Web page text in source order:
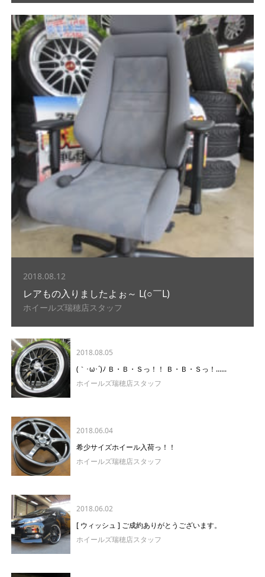
2018.08.12
レアもの入りましたよぉ～ L(○￣L)
ホイールズ瑞穂店スタッフ
2018.08.05
(｀･ω･´)ﾉ Ｂ・Ｂ・Ｓっ！！ Ｂ・Ｂ・Ｓっ！......
ホイールズ瑞穂店スタッフ
2018.06.04
希少サイズホイール入荷っ！！
ホイールズ瑞穂店スタッフ
2018.06.02
[ ウィッシュ ] ご成約ありがとうございます。
ホイールズ瑞穂店スタッフ